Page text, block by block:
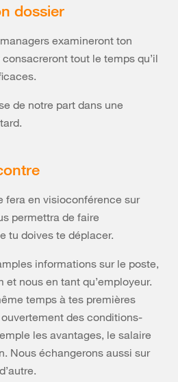
dossier
examineront ton
tout le temps qu’il
de notre part dans une
fera en visioconférence sur
permettra de faire
tu doives te déplacer.
informations sur le poste,
nous en tant qu’employeur.
temps à tes premières
des conditions-
les avantages, le salaire
Nous échangerons aussi sur